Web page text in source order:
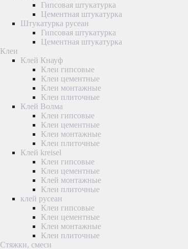
Гипсовая штукатурка
Цементная штукатурка
Штукатурка русеан
Гипсовая штукатурка
Цементная штукатурка
Клеи
Клей Кнауф
Клеи гипсовые
Клеи цементные
Клеи монтажные
Клеи плиточные
Клей Волма
Клеи гипсовые
Клеи цементные
Клеи монтажные
Клеи плиточные
Клей kreisel
Клеи гипсовые
Клеи цементные
Клей монтажные
Клеи плиточные
клей русеан
Клеи гипсовые
Клеи цементные
Клеи монтажные
Клеи плиточные
Стяжки, смеси